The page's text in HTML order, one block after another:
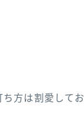
方は割愛してお